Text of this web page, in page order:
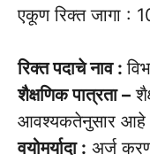
एकूण रिक्त जागा :
रिक्त पदाचे नाव :
शैक्षणिक पात्रता –
आवश्यकतेनुसार आहे
वयोमर्यादा : अर्ज